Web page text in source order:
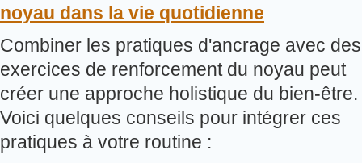
noyau dans la vie quotidienne
Combiner les pratiques d'ancrage avec des
exercices de renforcement du noyau peut
créer une approche holistique du bien-être.
Voici quelques conseils pour intégrer ces
pratiques à votre routine :